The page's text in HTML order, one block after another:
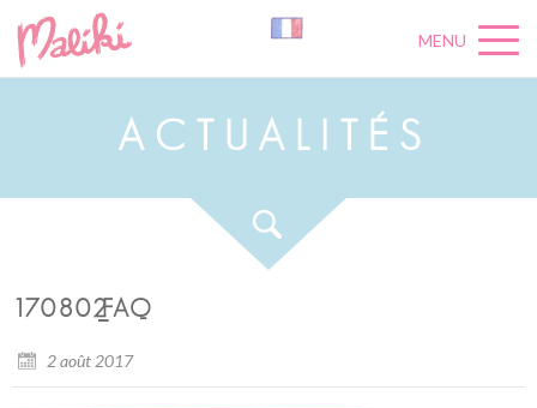
MENU
A C U A L É S
170802_FAQ
2 août 2017